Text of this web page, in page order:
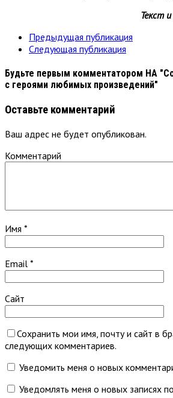
Текст
Предыдущая публикация
Следующая публикация
Будьте первым комментатором НА
с героями любимых произведений"
Оставьте комментарий
Ваш адрес не будет опубликован.
Комментарий
Имя *
Email *
Сайт
Сохранить мои имя, почту и сайт в
следующих комментариев.
Уведомить меня о новых
Уведомлять меня о новых записях